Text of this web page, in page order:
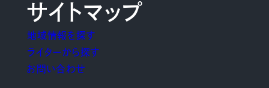
サイトマップ
地域情報を探す
ライターから探す
お問い合わせ